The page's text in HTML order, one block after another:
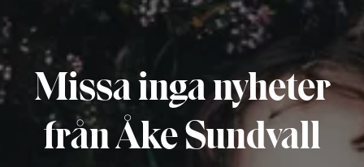
Missa inga nyheter
från Åke Sundvall